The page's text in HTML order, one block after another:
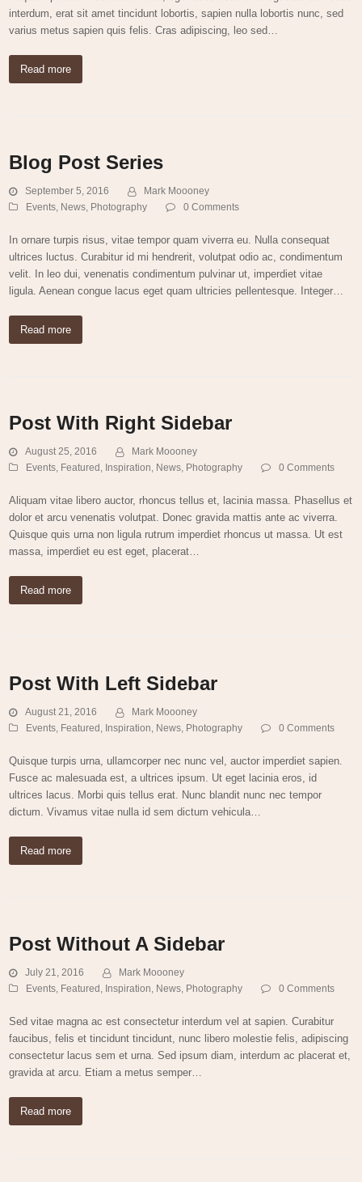
interdum, erat sit amet tincidunt lobortis, sapien nulla lobortis nunc, sed
varius metus sapien quis felis. Cras adipiscing, leo sed…
Read more
Blog Post Series
September 5, 2016
Mark Moooney
Events News Photography 0 Comments
In ornare turpis risus, vitae tempor quam viverra eu. Nulla consequat
ultrices luctus. Curabitur id mi hendrerit, volutpat odio ac, condimentum
velit. In leo dui, venenatis condimentum pulvinar ut, imperdiet vitae
ligula. Aenean congue lacus eget quam ultricies pellentesque. Integer…
Read more
Post With Right Sidebar
August 25, 2016
Mark Moooney
Events Featured Inspiration News Photography 0 Comments
Aliquam vitae libero auctor, rhoncus tellus et, lacinia massa. Phasellus et
dolor et arcu venenatis volutpat. Donec gravida mattis ante ac viverra.
Quisque quis urna non ligula rutrum imperdiet rhoncus ut massa. Ut est
massa, imperdiet eu est eget, placerat…
Read more
Post With Left Sidebar
August 21, 2016
Mark Moooney
Events Featured Inspiration News Photography 0 Comments
Quisque turpis urna, ullamcorper nec nunc vel, auctor imperdiet sapien.
Fusce ac malesuada est, a ultrices ipsum. Ut eget lacinia eros, id
ultrices lacus. Morbi quis tellus erat. Nunc blandit nunc nec tempor
dictum. Vivamus vitae nulla id sem dictum vehicula…
Read more
Post Without A Sidebar
July 21, 2016
Mark Moooney
Events Featured Inspiration News Photography 0 Comments
Sed vitae magna ac est consectetur interdum vel at sapien. Curabitur
faucibus, felis et tincidunt tincidunt, nunc libero molestie felis, adipiscing
consectetur lacus sem et urna. Sed ipsum diam, interdum ac placerat et,
gravida at arcu. Etiam a metus semper…
Read more